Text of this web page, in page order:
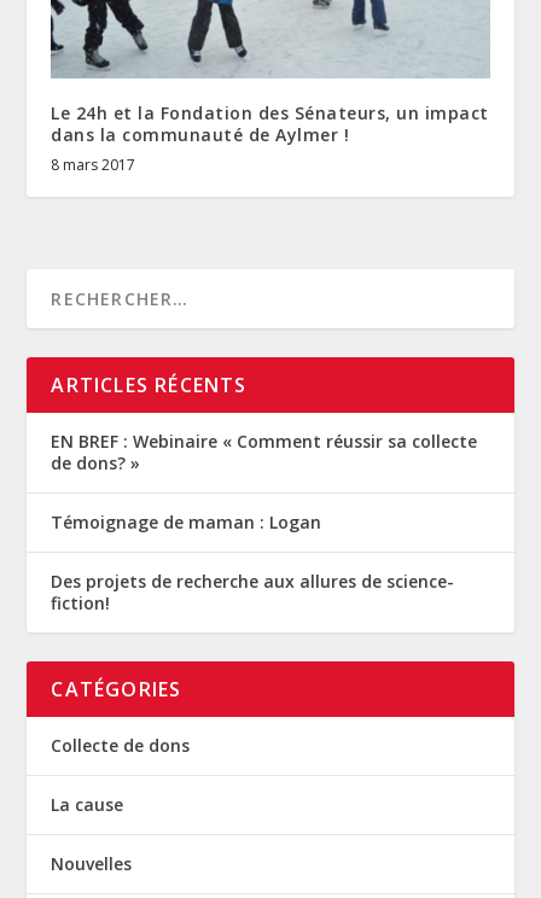
Le 24h et la Fondation des Sénateurs, un impact
dans la communauté de Aylmer !
8 mars 2017
ARTICLES RÉCENTS
EN BREF : Webinaire « Comment réussir sa collecte
de dons? »
Témoignage de maman : Logan
Des projets de recherche aux allures de science-
fiction!
CATÉGORIES
Collecte de dons
La cause
Nouvelles